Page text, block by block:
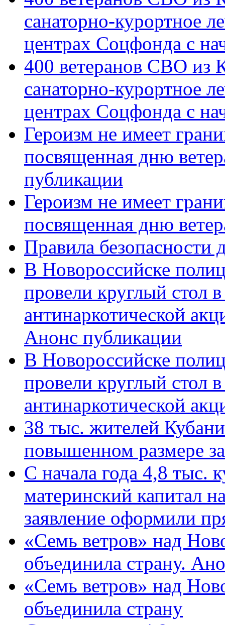
санаторно-курортное
центрах Соцфонда с
400 ветеранов СВО из
санаторно-курортное
центрах Соцфонда с
Героизм не имеет
посвященная дню
публикации
Героизм не имеет
посвященная дню
Правила безопасности
В Новороссийске
провели круглый стол
антинаркотической
Анонс публикации
В Новороссийске
провели круглый стол
антинаркотической
38 тыс. жителей
повышенном размере
С начала года 4,8 тыс.
материнский капитал
заявление оформили
«Семь ветров» над
объединила страну.
«Семь ветров» над
объединила страну